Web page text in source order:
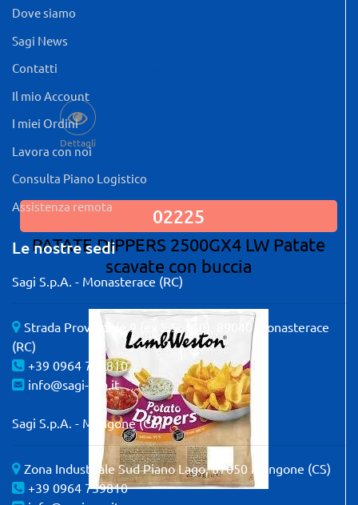
Dettagli
02225
PATATE DIPPERS 2500GX4 LW Patate
scavate con buccia
Dove siamo
Sagi News
Contatti
Il mio Account
I miei Ordini
Lavora con noi
Consulta Piano Logistico
Assistenza remota
Le nostre sedi
Sagi S.p.A. - Monasterace (RC)
Strada Provinciale 9 (ex S.S. 110), 89040 Monasterace
(RC)
+39 0964 739810
info@sagi-spa.it
Sagi S.p.A. - Mangone (CS)
Zona Industriale Sud Piano Lago, 87050 Mangone (CS)
+39 0964 739810